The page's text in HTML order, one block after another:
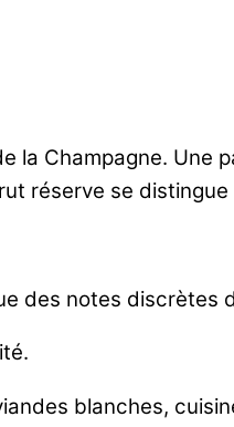
la Champagne.
réserve se
des notes
blanches,